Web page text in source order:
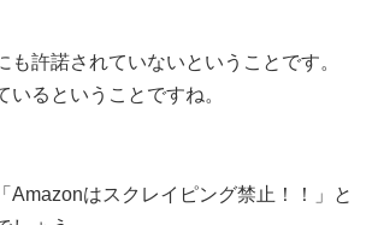
も許諾されていないということです。
いるということですね。
Amazonはスクレイピング禁止！！」と